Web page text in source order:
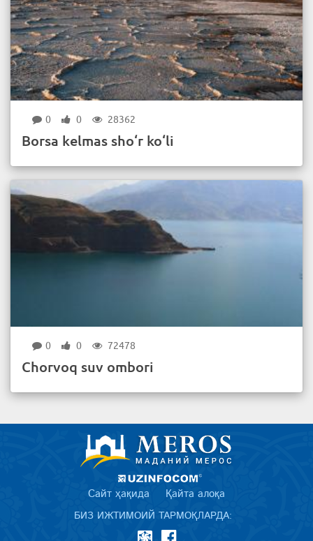
0 0 28362
Borsa kelmas sho‘r ko‘li
0 0 72478
Chorvoq suv ombori
Сайт ҳақида Қайта алоқа
БИЗ ИЖТИМОИЙ ТАРМОҚЛАРДА: